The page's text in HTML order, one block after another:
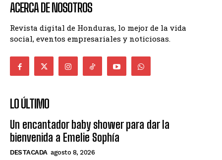
ACERCA DE NOSOTROS
Revista digital de Honduras, lo mejor de la vida
social, eventos empresariales y noticiosas.
LO ÚLTIMO
Un encantador baby shower para dar la
bienvenida a Emelie Sophía
DESTACADA agosto 8, 2026